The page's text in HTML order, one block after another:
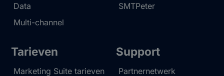
Data
Multi-channel
SMTPeter
Tarieven
Marketing Suite tarieven
Support
Partnernetwerk